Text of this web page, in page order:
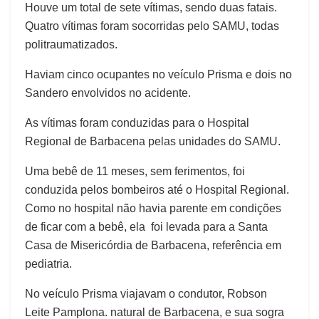
Houve um total de sete vítimas, sendo duas fatais.
Quatro vítimas foram socorridas pelo SAMU, todas
politraumatizados.
Haviam cinco ocupantes no veículo Prisma e dois no
Sandero envolvidos no acidente.
As vítimas foram conduzidas para o Hospital
Regional de Barbacena pelas unidades do SAMU.
Uma bebê de 11 meses, sem ferimentos, foi
conduzida pelos bombeiros até o Hospital Regional.
Como no hospital não havia parente em condições
de ficar com a bebê, ela foi levada para a Santa
Casa de Misericórdia de Barbacena, referência em
pediatria.
No veículo Prisma viajavam o condutor, Robson
Leite Pamplona. natural de Barbacena, e sua sogra